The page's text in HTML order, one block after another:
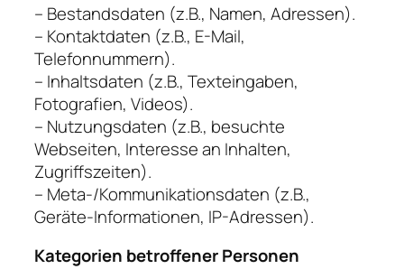
– Bestandsdaten (z.B., Namen, Adressen).
– Kontaktdaten (z.B., E-Mail,
Telefonnummern).
– Inhaltsdaten (z.B., Texteingaben,
Fotografien, Videos).
– Nutzungsdaten (z.B., besuchte
Webseiten, Interesse an Inhalten,
Zugriffszeiten).
– Meta-/Kommunikationsdaten (z.B.,
Geräte-Informationen, IP-Adressen).
Kategorien betroffener Personen